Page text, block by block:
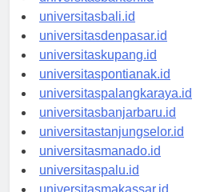
universitasbanten.id
universitasbali.id
universitasdenpasar.id
universitaskupang.id
universitaspontianak.id
universitaspalangkaraya.id
universitasbanjarbaru.id
universitastanjungselor.id
universitasmanado.id
universitaspalu.id